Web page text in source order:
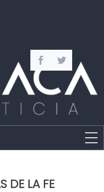
DE LA FE